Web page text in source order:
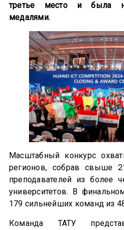
третье место и была
медалями.
Масштабный конкурс
регионов, собрав свыше
преподавателей из более
университетов. В
179 сильнейших команд из
Команда ТАТУ